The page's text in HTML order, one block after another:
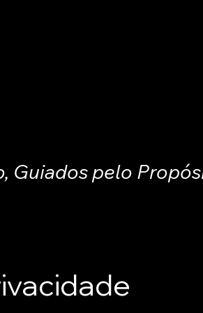
Guiados pelo